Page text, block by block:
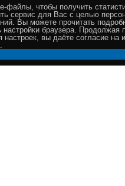
файлы, чтобы получить
сервис для Вас с целью
Вы можете прочитать
браузера. Продолжая
настроек, вы даёте согласие на